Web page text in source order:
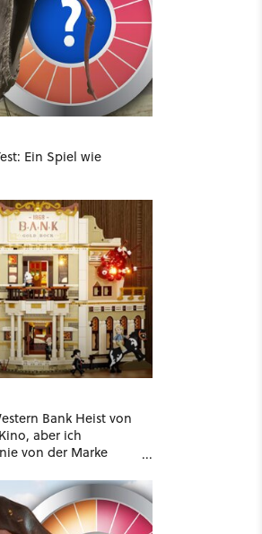
Ein Spiel wie
Bank Heist von
aber ich
von der Marke